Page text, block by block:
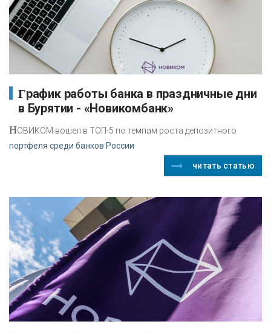
График работы банка в праздничные дни
в Бурятии - «Новикомбанк»
НОВИКОМ вошел в ТОП-5 по темпам роста депозитного
портфеля среди банков России
читать статью